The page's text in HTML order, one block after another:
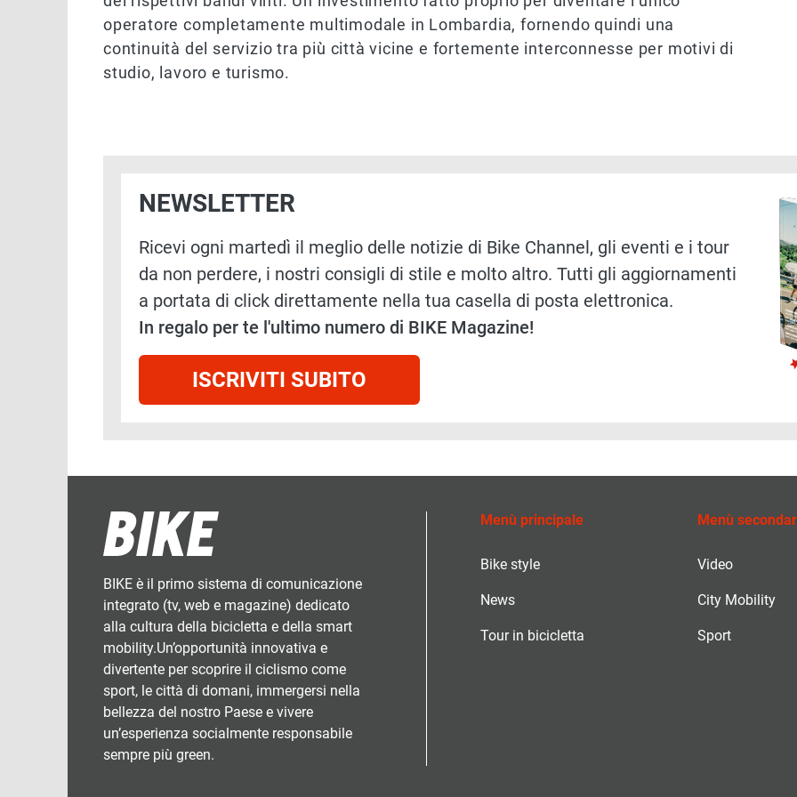
operatore completamente multimodale in Lombardia, fornendo quindi una
continuità del servizio tra più città vicine e fortemente interconnesse per motivi di
studio, lavoro e turismo.
NEWSLETTER
Ricevi ogni martedì il meglio delle notizie di Bike Channel, gli eventi e i tour
da non perdere, i nostri consigli di stile e molto altro. Tutti gli aggiornamenti
a portata di click direttamente nella tua casella di posta elettronica.
In regalo per te l'ultimo numero di BIKE Magazine!
ISCRIVITI SUBITO
BIKE è il primo sistema di comunicazione
integrato (tv, web e magazine) dedicato
alla cultura della bicicletta e della smart
mobility.Un’opportunità innovativa e
divertente per scoprire il ciclismo come
sport, le città di domani, immergersi nella
bellezza del nostro Paese e vivere
un’esperienza socialmente responsabile
sempre più green.
Menù principale
Bike style
News
Tour in bicicletta
Menù
Video
City Mobility
Sport